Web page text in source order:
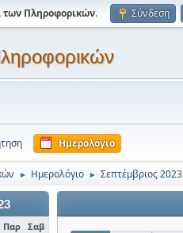
των Πληροφορικών. Σύνδεση
Ημερολόγιο
► Ημερολόγιο ► Σεπτέμβριος 2023
Παρ Σαβ